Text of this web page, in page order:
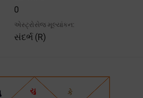
0
એસ્ટ્રોસેજ મૂલ્યાંકન:
સંદર્ભ (R)